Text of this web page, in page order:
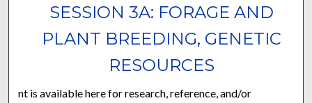
SESSION 3A: FORAGE AND
PLANT BREEDING, GENETIC
RESOURCES
nt is available here for research, reference, and/or